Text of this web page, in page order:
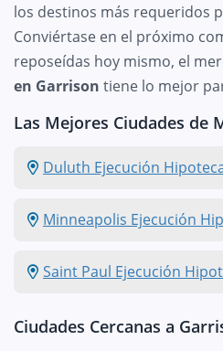
los destinos más requeridos
Conviértase en el próximo
reposeídas hoy mismo, el
en Garrison tiene lo mejor
Las Mejores Ciudades de
Duluth Ejecución
Minneapolis Ejecución
Saint Paul Ejecución
Ciudades Cercanas a